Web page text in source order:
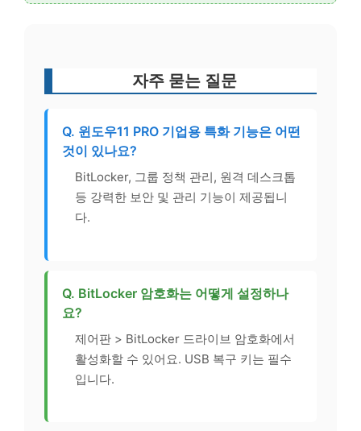
자주 묻는 질문
Q. 윈도우11 PRO 기업용 특화 기능은 어떤
것이 있나요?
BitLocker, 그룹 정책 관리, 원격 데스크톱
등 강력한 보안 및 관리 기능이 제공됩니
다.
Q. BitLocker 암호화는 어떻게 설정하나
요?
제어판 > BitLocker 드라이브 암호화에서
활성화할 수 있어요. USB 복구 키는 필수
입니다.